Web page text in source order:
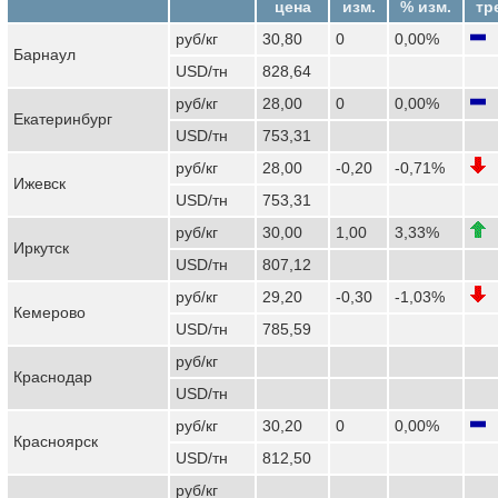
цена
изм. % изм.
Барнаул
руб/кг 30,80 0
0,00%
USD/тн
828,64
Екатеринбург
руб/кг 28,00 0
0,00%
USD/тн
753,31
Ижевск
руб/кг 28,00 -0,20
-0,71%
USD/тн
753,31
Иркутск
руб/кг 30,00 1,00
3,33%
USD/тн
807,12
Кемерово
руб/кг 29,20 -0,30
-1,03%
USD/тн
785,59
Краснодар
руб/кг
USD/тн
Красноярск
руб/кг 30,20 0
0,00%
USD/тн
812,50
руб/кг